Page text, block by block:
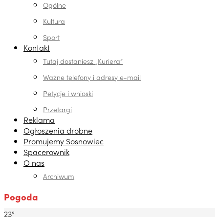
Ogólne
Kultura
Sport
Kontakt
Tutaj dostaniesz „Kuriera”
Ważne telefony i adresy e-mail
Petycje i wnioski
Przetargi
Reklama
Ogłoszenia drobne
Promujemy Sosnowiec
Spacerownik
O nas
Archiwum
Pogoda
23°